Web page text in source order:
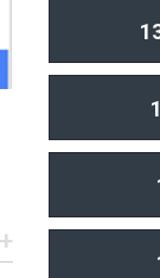
가메쿠라 C형강
C형강
+